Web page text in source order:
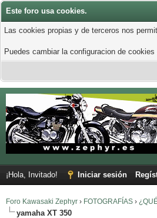
Este foro usa cookies.
Las cookies propias y de terceros nos
Puedes cambiar la configuracion de
¡Hola, Invitado! Iniciar sesión
Foro Kawasaki Zephyr › FOTOGRAFÍAS ›
yamaha XT 350